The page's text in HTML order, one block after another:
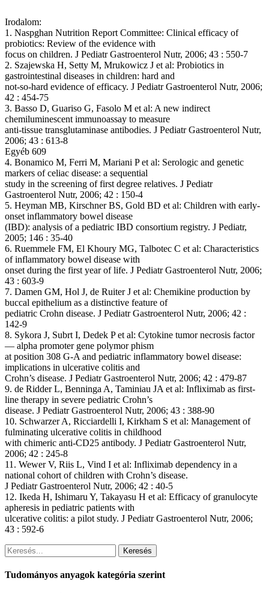
Irodalom:
1. Naspghan Nutrition Report Committee: Clinical efficacy of
probiotics: Review of the evidence with
focus on children. J Pediatr Gastroenterol Nutr, 2006; 43 : 550-7
2. Szajewska H, Setty M, Mrukowicz J et al: Probiotics in
gastrointestinal diseases in children: hard and
not-so-hard evidence of efficacy. J Pediatr Gastroenterol Nutr, 2006;
42 : 454-75
3. Basso D, Guariso G, Fasolo M et al: A new indirect
chemiluminescent immunoassay to measure
anti-tissue transglutaminase antibodies. J Pediatr Gastroenterol Nutr,
2006; 43 : 613-8
Egyéb 609
4. Bonamico M, Ferri M, Mariani P et al: Serologic and genetic
markers of celiac disease: a sequential
study in the screening of first degree relatives. J Pediatr
Gastroenterol Nutr, 2006; 42 : 150-4
5. Heyman MB, Kirschner BS, Gold BD et al: Children with early-
onset inflammatory bowel disease
(IBD): analysis of a pediatric IBD consortium registry. J Pediatr,
2005; 146 : 35-40
6. Ruemmele FM, El Khoury MG, Talbotec C et al: Characteristics
of inflammatory bowel disease with
onset during the first year of life. J Pediatr Gastroenterol Nutr, 2006;
43 : 603-9
7. Damen GM, Hol J, de Ruiter J et al: Chemikine production by
buccal epithelium as a distinctive feature of
pediatric Crohn disease. J Pediatr Gastroenterol Nutr, 2006; 42 :
142-9
8. Sykora J, Subrt I, Dedek P et al: Cytokine tumor necrosis factor
— alpha promoter gene polymor phism
at position 308 G-A and pediatric inflammatory bowel disease:
implications in ulcerative colitis and
Crohn’s disease. J Pediatr Gastroenterol Nutr, 2006; 42 : 479-87
9. de Ridder L, Benninga A, Taminiau JA et al: Infliximab as first-
line therapy in severe pediatric Crohn’s
disease. J Pediatr Gastroenterol Nutr, 2006; 43 : 388-90
10. Schwarzer A, Ricciardelli I, Kirkham S et al: Management of
fulminating ulcerative colitis in childhood
with chimeric anti-CD25 antibody. J Pediatr Gastroenterol Nutr,
2006; 42 : 245-8
11. Wewer V, Riis L, Vind I et al: Infliximab dependency in a
national cohort of children with Crohn’s disease.
J Pediatr Gastroenterol Nutr, 2006; 42 : 40-5
12. Ikeda H, Ishimaru Y, Takayasu H et al: Efficacy of granulocyte
apheresis in pediatric patients with
ulcerative colitis: a pilot study. J Pediatr Gastroenterol Nutr, 2006;
43 : 592-6
Keresés
Tudományos anyagok kategória szerint